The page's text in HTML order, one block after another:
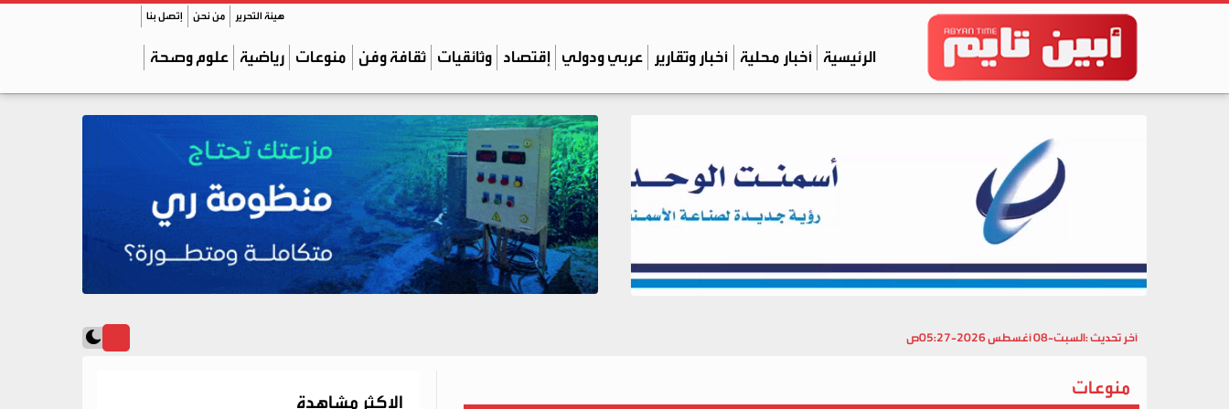
هيئة التحرير من نحن إتصل بنا
الرئيسية أخبار محلية أخبار وتقارير عربي ودولي إقتصاد وثائقيات ثقافة وفن منوعات رياضية علوم وصحة
آخر تحديث :السبت-08 أغسطس 2026-05:27ص
منوعات
الاكثر مشاهدة